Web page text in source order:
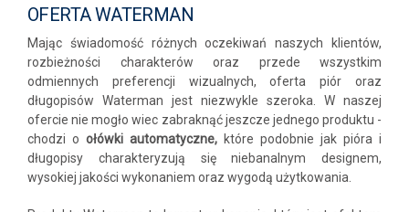
OFERTA WATERMAN
Mając świadomość różnych oczekiwań naszych klientów,
rozbieżności charakterów oraz przede wszystkim
odmiennych preferencji wizualnych, oferta piór oraz
długopisów Waterman jest niezwykle szeroka. W naszej
ofercie nie mogło wiec zabraknąć jeszcze jednego produktu -
chodzi o ołówki automatyczne, które podobnie jak pióra i
długopisy charakteryzują się niebanalnym designem,
wysokiej jakości wykonaniem oraz wygodą użytkowania.